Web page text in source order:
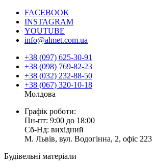
FACEBOOK
INSTAGRAM
YOUTUBE
info@almet.com.ua
+38 (097) 625-30-91
+38 (098) 769-82-23
+38 (032) 232-88-50
+38 (067) 320-10-18
Молдова
Графік роботи:
Пн-пт: 9:00 до 18:00
Сб-Нд: вихідний
М. Львів, вул. Водогінна, 2, офіс 223
Будівельні матеріали